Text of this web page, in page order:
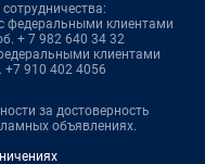
федеральными клиентами
+ 7 982 640 34 32
клиентами
+7 910 402 4056
за достоверность
объявлениях.